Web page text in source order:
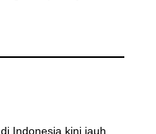
di Indonesia kini jauh